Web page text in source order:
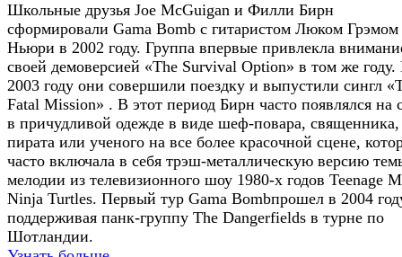
Школьные друзья Joe McGuigan и Филли Бирн
сформировали Gama Bomb с гитаристом Люком Грэмом
Ньюри в 2002 году. Группа впервые привлекла
своей демоверсией «The Survival Option» в том же году.
2003 году они совершили поездку и выпустили сингл
Fatal Mission» . В этот период Бирн часто появлялся на
в причудливой одежде в виде шеф-повара, священника,
пирата или ученого на все более красочной сцене,
часто включала в себя трэш-металлическую версию
мелодии из телевизионного шоу 1980-х годов Teenage
Ninja Turtles. Первый тур Gama Bombпрошел в 2004
поддерживая панк-группу The Dangerfields в турне по
Шотландии.